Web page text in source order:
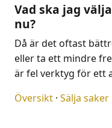
Vad ska jag
nu?
Då är det oftast
eller ta ett mindre
är fel verktyg för ett
Översikt · Sälja saker